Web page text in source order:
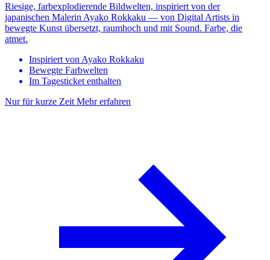
Riesige, farbexplodierende Bildwelten, inspiriert von der
japanischen Malerin Ayako Rokkaku — von Digital Artists in
bewegte Kunst übersetzt, raumhoch und mit Sound. Farbe, die
atmet.
Inspiriert von Ayako Rokkaku
Bewegte Farbwelten
Im Tagesticket enthalten
Nur für kurze Zeit Mehr erfahren